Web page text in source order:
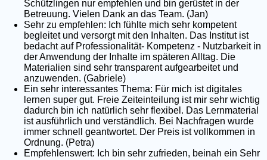
Schützlingen nur empfehlen und bin gerüstet in der
Betreuung. Vielen Dank an das Team. (Jan)
Sehr zu empfehlen: Ich fühlte mich sehr kompetent
begleitet und versorgt mit den Inhalten. Das Institut ist
bedacht auf Professionalität- Kompetenz - Nutzbarkeit in
der Anwendung der Inhalte im späteren Alltag. Die
Materialien sind sehr transparent aufgearbeitet und
anzuwenden. (Gabriele)
Ein sehr interessantes Thema: Für mich ist digitales
lernen super gut. Freie Zeiteinteilung ist mir sehr wichtig
dadurch bin ich natürlich sehr flexibel. Das Lernmaterial
ist ausführlich und verständlich. Bei Nachfragen wurde
immer schnell geantwortet. Der Preis ist vollkommen in
Ordnung. (Petra)
Empfehlenswert: Ich bin sehr zufrieden, beinah ein Sehr